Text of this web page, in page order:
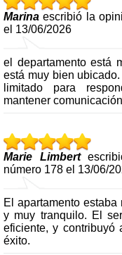
Marina escribió la
el 13/06/2026
el departamento está
está muy bien
limitado para
mantener
Marie Limbert
número 178 el 13/06/
El apartamento
y muy tranquilo. El
eficiente, y contribuyó
éxito.